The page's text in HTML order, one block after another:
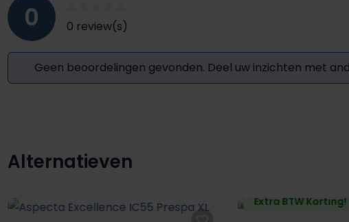
0 0 review(s)
Geen beoordelingen gevonden. Deel uw inzichten met
Productgalerij overslaan
Alternatieven
Extra BTW Korting!